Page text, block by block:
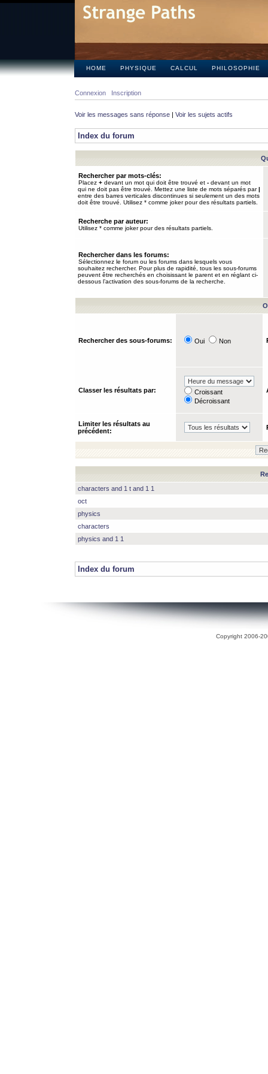
HOME PHYSIQUE CALCUL PHILOSOPHIE
Connexion Inscription
Voir les messages sans réponse | Voir les sujets actifs
Index du forum
Rechercher par mots-clés:
Placez + devant un mot qui doit être trouvé et - devant un mot
qui ne doit pas être trouvé. Mettez une liste de mots séparés par|
entre des barres verticales discontinues si seulement un des mots
doit être trouvé. Utilisez * comme joker pour des résultats partiels.
Recherche par auteur:
Utilisez * comme joker pour des résultats partiels.
Rechercher dans les forums:
Sélectionnez le forum ou les forums dans lesquels vous
souhaitez rechercher. Pour plus de rapidité, tous les sous-forums
peuvent être recherchés en choisissant le parent et en réglant ci-
dessous l’activation des sous-forums de la recherche.
Rechercher des sous-forums: Oui Non
Classer les résultats par:
Croissant
Décroissant
Limiter les résultats au
précédent:
characters and 1 t and 1 1
oct
physics
characters
physics and 1 1
Index du forum
Copyright 2006-